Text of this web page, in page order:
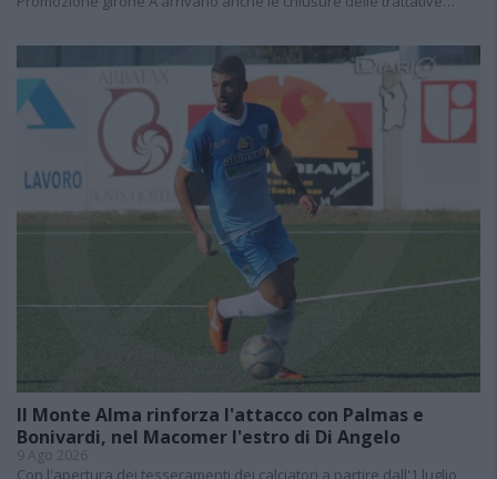
Il Monte Alma rinforza l'attacco con Palmas e
Bonivardi, nel Macomer l'estro di Di Angelo
9 Ago 2026
Con l'apertura dei tesseramenti dei calciatori a partire dall'1 luglio,